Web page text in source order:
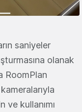
saniyeler
olanak
RoomPlan
ve kullanımı